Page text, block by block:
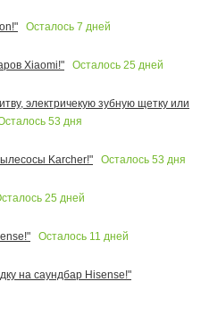
Осталось 7 дней
Xiaomi!"
Осталось 25 дней
электричекую зубную щетку или
53 дня
Karcher!"
Осталось 53 дня
25 дней
Осталось 11 дней
на саундбар Hisense!"